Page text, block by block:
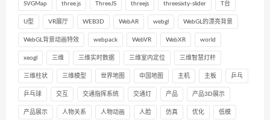
SVGMap three.js ThreeJS threejs threesixty-slider T台
U型 VR展厅 WEB3D WebAR webgl WebGL的漂亮背景
WebGL背景动画特效 webpack WebVR WebXR world
xeogl 三维 三维实时数据 三维室内定位 三维智慧灯杆
三维柱状 三维模型 世界地图 中国地图 主机 主板 乒乓
乒乓球 交互 交通指挥系统 交通灯 产品 产品3D展示
产品展示 人物关系 人物动画 人脸 仿真 优化 低模